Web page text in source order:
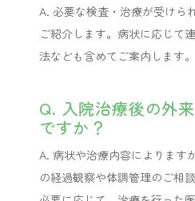
A. 必要な検査・治療が受けら
ご紹介します。病状に応じて
法なども含めてご案内します。
Q. 入院治療後の外
ですか？
A. 病状や治療内容によります
の経過観察や体調管理のご相